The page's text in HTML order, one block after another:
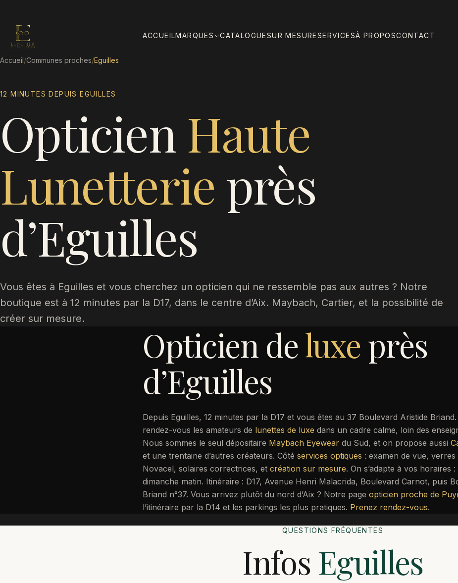
ACCUEILMARQUES CATALOGUESUR MESURESERVICESÀ PROPOSCONTACT
Accueil/Communes proches/Eguilles
12 MINUTES DEPUIS EGUILLES
Opticien Haute
Lunetterie près
d’Eguilles
Vous êtes à Eguilles et vous cherchez un opticien qui ne ressemble pas aux autres ? Notre
boutique est à 12 minutes par la D17, dans le centre d’Aix. Maybach, Cartier, et la possibilité de
créer sur mesure.
Opticien deluxeprès
d’Eguilles
Depuis Eguilles, 12 minutes par la D17 et vous êtes au 37 Boulevard Aristide
rendez-vous les amateurs de lunettes de luxe dans un cadre calme, loin des
Nous sommes le seul dépositaire Maybach Eyewear du Sud, et on propose aussi
et une trentaine d’autres créateurs. Côté services optiques : examen de vue,
Novacel, solaires correctrices, et création sur mesure. On s’adapte à vos horaires
dimanche matin. Itinéraire : D17, Avenue Henri Malacrida, Boulevard Carnot, puis
Briand n°37. Vous arrivez plutôt du nord d’Aix ? Notre page opticien proche de
l’itinéraire par la D14 et les parkings les plus pratiques. Prenez rendez-vous.
QUESTIONS FRÉQUENTES
Infos Eguilles